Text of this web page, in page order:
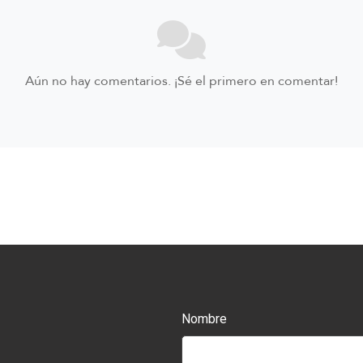
Aún no hay comentarios. ¡Sé el primero en comentar!
Nombre